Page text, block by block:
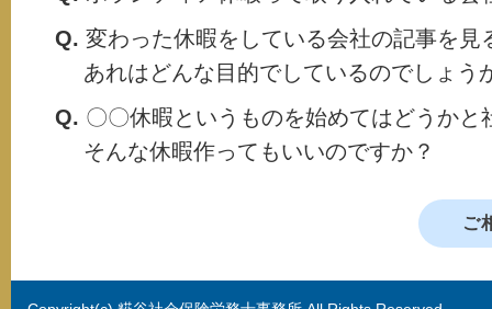
Q. 変わった休暇をしている会社の記事を見
あれはどんな目的でしているのでしょう
Q. 〇〇休暇というものを始めてはどうかと
そんな休暇作ってもいいのですか？
ご